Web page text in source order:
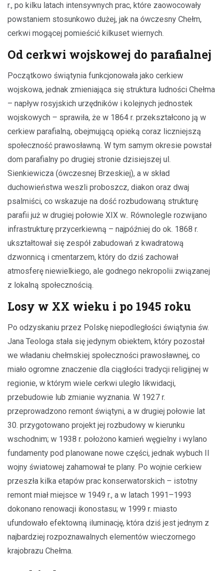
r., po kilku latach intensywnych prac, które zaowocowały
powstaniem stosunkowo dużej, jak na ówczesny Chełm,
cerkwi mogącej pomieścić kilkuset wiernych.
Od cerkwi wojskowej do parafialnej
Początkowo świątynia funkcjonowała jako cerkiew
wojskowa, jednak zmieniająca się struktura ludności Chełma
– napływ rosyjskich urzędników i kolejnych jednostek
wojskowych – sprawiła, że w 1864 r. przekształcono ją w
cerkiew parafialną, obejmującą opieką coraz liczniejszą
społeczność prawosławną. W tym samym okresie powstał
dom parafialny po drugiej stronie dzisiejszej ul.
Sienkiewicza (ówczesnej Brzeskiej), a w skład
duchowieństwa weszli proboszcz, diakon oraz dwaj
psalmiści, co wskazuje na dość rozbudowaną strukturę
parafii już w drugiej połowie XIX w.. Równolegle rozwijano
infrastrukturę przycerkiewną – najpóźniej do ok. 1868 r.
ukształtował się zespół zabudowań z kwadratową
dzwonnicą i cmentarzem, który do dziś zachował
atmosferę niewielkiego, ale godnego nekropolii związanej
z lokalną społecznością.
Losy w XX wieku i po 1945 roku
Po odzyskaniu przez Polskę niepodległości świątynia św.
Jana Teologa stała się jedynym obiektem, który pozostał
we władaniu chełmskiej społeczności prawosławnej, co
miało ogromne znaczenie dla ciągłości tradycji religijnej w
regionie, w którym wiele cerkwi uległo likwidacji,
przebudowie lub zmianie wyznania. W 1927 r.
przeprowadzono remont świątyni, a w drugiej połowie lat
30. przygotowano projekt jej rozbudowy w kierunku
wschodnim; w 1938 r. położono kamień węgielny i wylano
fundamenty pod planowane nowe części, jednak wybuch II
wojny światowej zahamował te plany. Po wojnie cerkiew
przeszła kilka etapów prac konserwatorskich – istotny
remont miał miejsce w 1949 r., a w latach 1991–1993
dokonano renowacji ikonostasu; w 1999 r. miasto
ufundowało efektowną iluminację, która dziś jest jednym z
najbardziej rozpoznawalnych elementów wieczornego
krajobrazu Chełma.